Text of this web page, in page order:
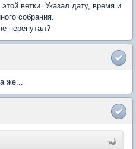
ветки. Указал дату, время и
собрания.
перепутал?
же...